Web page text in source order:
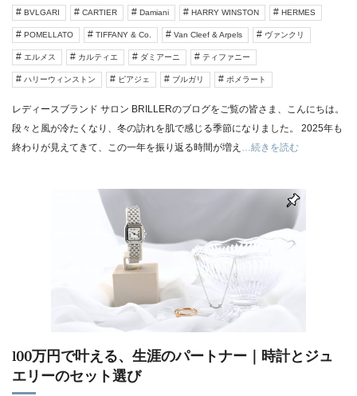
BVLGARI CARTIER Damiani HARRY WINSTON HERMES
POMELLATO TIFFANY & Co. Van Cleef & Arpels ヴァンクリ
エルメス カルティエ ダミアーニ ティファニー
ハリーウィンストン ピアジェ ブルガリ ポメラート
レディースブランド サロン BRILLERのブログをご覧の皆さま、こんにちは。
段々と風が冷たくなり、冬の訪れを肌で感じる季節になりました。 2025年も
終わりが見えてきて、この一年を振り返る時間が増え …続きを読む
100万円で叶える、生涯のパートナー｜時計とジュ
エリーのセット選び